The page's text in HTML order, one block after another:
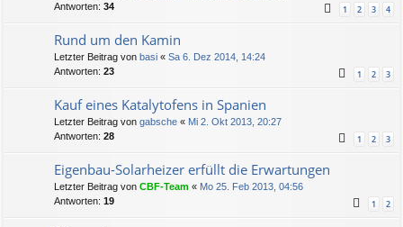
Antworten: 34 1 2 3 4
Rund um den Kamin
Letzter Beitrag von basi « Sa 6. Dez 2014, 14:24
Antworten: 23 1 2 3
Kauf eines Katalytofens in Spanien
Letzter Beitrag von gabsche « Mi 2. Okt 2013, 20:27
Antworten: 28 1 2 3
Eigenbau-Solarheizer erfüllt die Erwartungen
Letzter Beitrag von CBF-Team « Mo 25. Feb 2013, 04:56
Antworten: 19 1 2